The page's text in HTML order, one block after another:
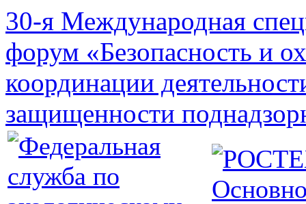
30-я Международная
форум «Безопасность и
координации
защищенности